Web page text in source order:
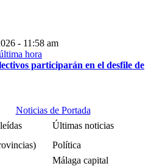
- 11:58 am
participarán en el desfile de
Noticias de Portada
Últimas noticias
Política
Málaga capital